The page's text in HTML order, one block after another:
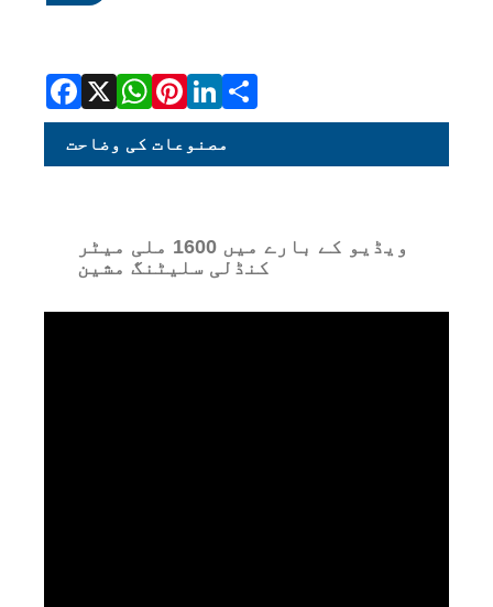
مصنوعات کی وضاحت
ویڈیو کے بارے میں 1600 ملی میٹر
کنڈلی سلیٹنگ مشین